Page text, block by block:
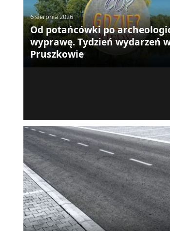
6 sierpnia 2026
Od potańcówki po
wyprawę. Tydzień wydarzeń
Pruszkowie